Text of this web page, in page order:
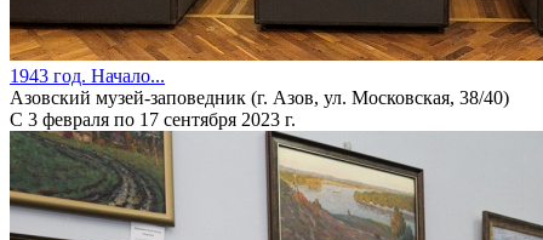
1943 год. Начало...
Азовский музей-заповедник (г. Азов, ул. Московская, 38/40)
С 3 февраля по 17 сентября 2023 г.